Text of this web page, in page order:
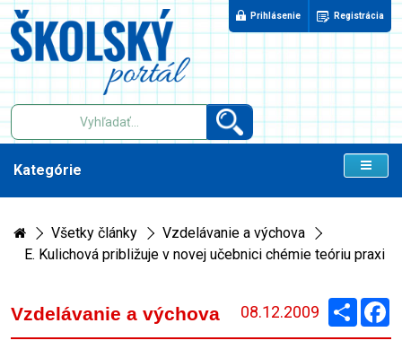
Prihlásenie Registrácia
Kategórie
Všetky články
Vzdelávanie a výchova
E. Kulichová približuje v novej učebnici chémie teóriu praxi
Vzdelávanie a výchova 08.12.2009 Zdieľaj